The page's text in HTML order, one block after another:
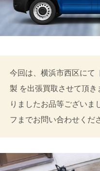
今回は、横浜市西区にて
製 を出張買取させて頂
りましたお品等ございま
フまでお問い合わせくだ